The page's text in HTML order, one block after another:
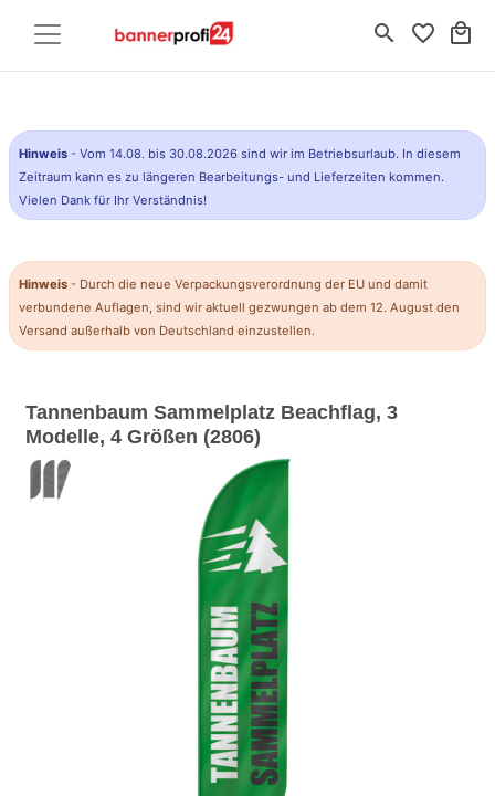
search favorite_border local_mall
Hinweis - Vom 14.08. bis 30.08.2026 sind wir im Betriebsurlaub. In diesem
Zeitraum kann es zu längeren Bearbeitungs- und Lieferzeiten kommen.
Vielen Dank für Ihr Verständnis!
Hinweis - Durch die neue Verpackungsverordnung der EU und damit
verbundene Auflagen, sind wir aktuell gezwungen ab dem 12. August den
Versand außerhalb von Deutschland einzustellen.
Tannenbaum Sammelplatz Beachflag, 3
Modelle, 4 Größen (2806)